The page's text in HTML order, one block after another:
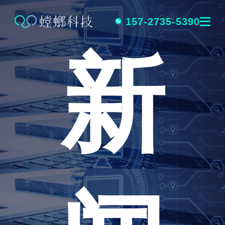
跳
内
容
157-2735-5390
新